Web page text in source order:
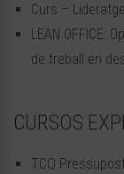
Curs –
LEAN OFFICE:
de treball en
CURSOS
TCQ